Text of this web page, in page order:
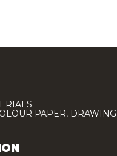
PAPER,